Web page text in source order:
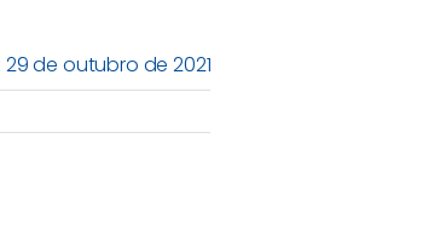
de outubro de 2021